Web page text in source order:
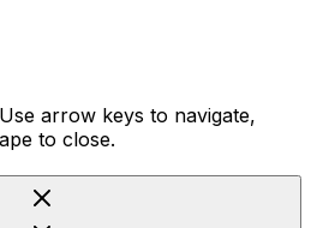
arrow keys to navigate,
to close.